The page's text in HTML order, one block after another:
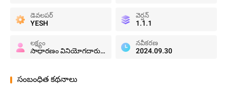
డెవలపర్
YESH
వెర్షన్
1.1.1
లక్ష్యం
సాధారణం వినియోగదారులు
నవీకరణ
2024.09.30
సంబంధిత కథనాలు